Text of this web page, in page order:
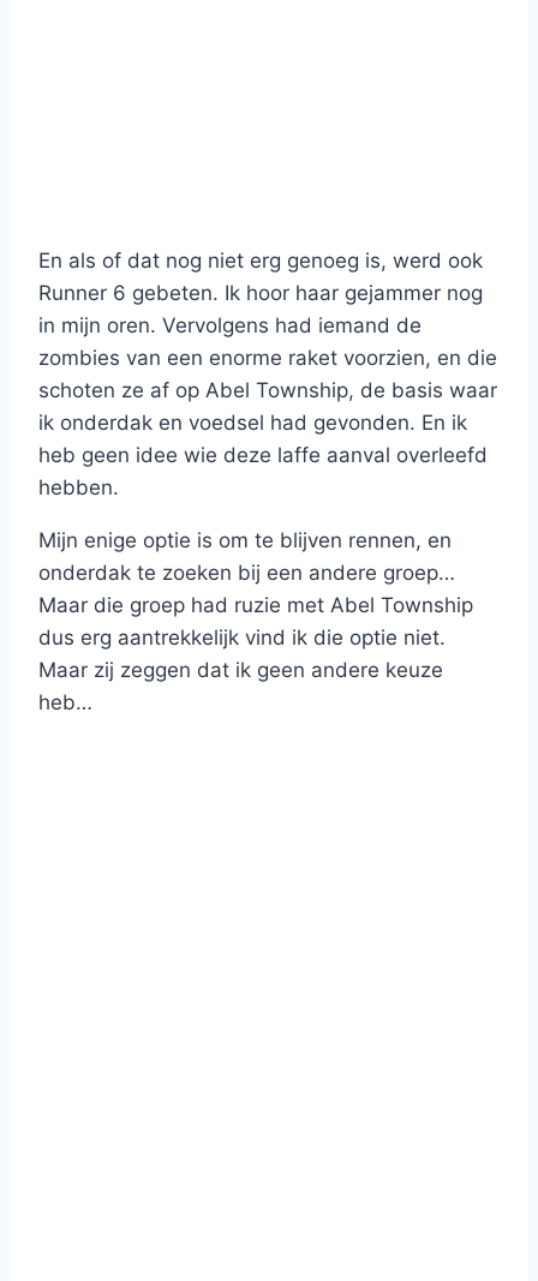
En als of dat nog niet erg genoeg is, werd ook
Runner 6 gebeten. Ik hoor haar gejammer nog
in mijn oren. Vervolgens had iemand de
zombies van een enorme raket voorzien, en die
schoten ze af op Abel Township, de basis waar
ik onderdak en voedsel had gevonden. En ik
heb geen idee wie deze laffe aanval overleefd
hebben.
Mijn enige optie is om te blijven rennen, en
onderdak te zoeken bij een andere groep…
Maar die groep had ruzie met Abel Township
dus erg aantrekkelijk vind ik die optie niet.
Maar zij zeggen dat ik geen andere keuze
heb…